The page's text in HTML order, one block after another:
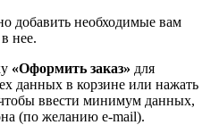
добавить необходимые вам
нее.
«Оформить заказ» для
данных в корзине или нажать
ввести минимум данных,
(по желанию e-mail).